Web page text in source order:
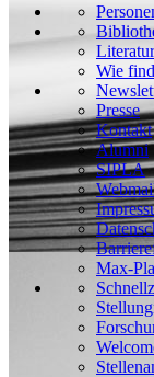
Wie
Presse
Kontakt
Alumni
SIPLA
Max-